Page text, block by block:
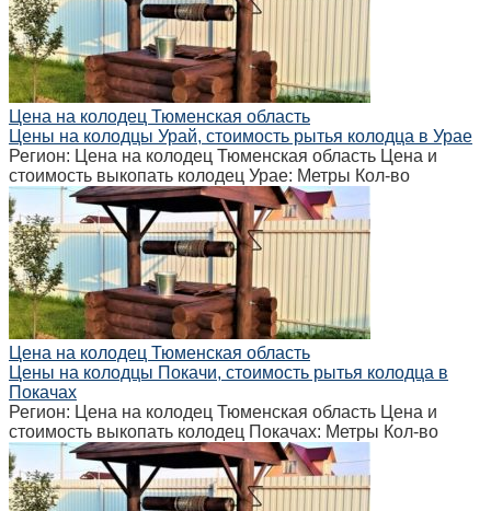
Цена на колодец Тюменская область
Цены на колодцы Урай, стоимость рытья колодца в Урае
Регион: Цена на колодец Тюменская область Цена и
стоимость выкопать колодец Урае: Метры Кол-во
Цена на колодец Тюменская область
Цены на колодцы Покачи, стоимость рытья колодца в
Покачах
Регион: Цена на колодец Тюменская область Цена и
стоимость выкопать колодец Покачах: Метры Кол-во